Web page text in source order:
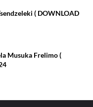
( DOWNLOAD
Musuka Frelimo (